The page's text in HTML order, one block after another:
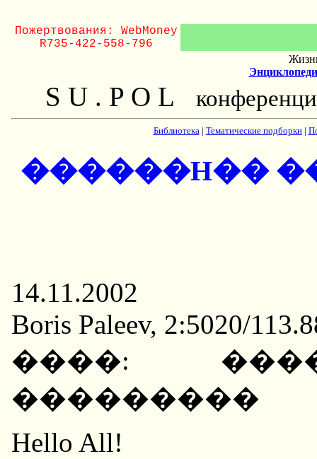
Пожертвования: WebMoney
R735-422-558-796
S U . P O L
Библиотека| Тематические подборки|
������H��
14.11.2002
Boris Paleev, 2:5020/
����:
���������
Hello All!